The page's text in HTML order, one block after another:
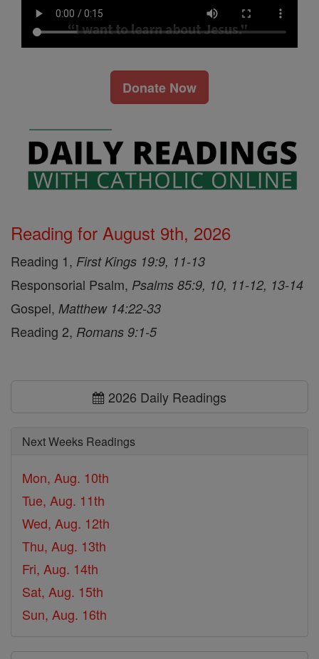
Donate Now
Reading for August 9th, 2026
Reading 1, First Kings 19:9, 11-13
Responsorial Psalm, Psalms 85:9, 10, 11-12, 13-14
Gospel, Matthew 14:22-33
Reading 2, Romans 9:1-5
2026 Daily Readings
Next Weeks Readings
Mon, Aug. 10th
Tue, Aug. 11th
Wed, Aug. 12th
Thu, Aug. 13th
Fri, Aug. 14th
Sat, Aug. 15th
Sun, Aug. 16th